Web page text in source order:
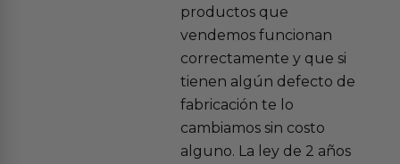
productos que
vendemos funcionan
correctamente y que si
tienen algún defecto de
fabricación te lo
cambiamos sin costo
alguno. La ley de 2 años